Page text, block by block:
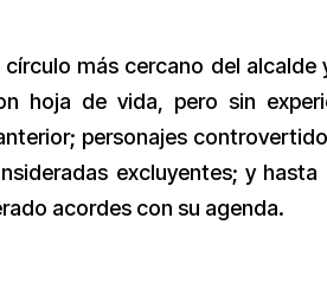
más cercano del alcalde
hoja de vida, pero sin
personajes
excluyentes; y
acordes con su agenda.